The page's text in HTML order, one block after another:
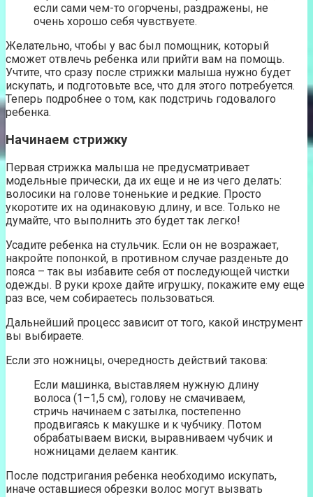
если сами чем-то огорчены, раздражены, не
очень хорошо себя чувствуете.
Желательно, чтобы у вас был помощник, который
сможет отвлечь ребенка или прийти вам на помощь.
Учтите, что сразу после стрижки малыша нужно будет
искупать, и подготовьте все, что для этого потребуется.
Теперь подробнее о том, как подстричь годовалого
ребенка.
Начинаем стрижку
Первая стрижка малыша не предусматривает
модельные прически, да их еще и не из чего делать:
волосики на голове тоненькие и редкие. Просто
укоротите их на одинаковую длину, и все. Только не
думайте, что выполнить это будет так легко!
Усадите ребенка на стульчик. Если он не возражает,
накройте попонкой, в противном случае разденьте до
пояса – так вы избавите себя от последующей чистки
одежды. В руки крохе дайте игрушку, покажите ему еще
раз все, чем собираетесь пользоваться.
Дальнейший процесс зависит от того, какой инструмент
вы выбираете.
Если это ножницы, очередность действий такова:
Если машинка, выставляем нужную длину
волоса (1–1,5 см), голову не смачиваем,
стричь начинаем с затылка, постепенно
продвигаясь к макушке и к чубчику. Потом
обрабатываем виски, выравниваем чубчик и
ножницами делаем кантик.
После подстригания ребенка необходимо искупать,
иначе оставшиеся обрезки волос могут вызвать